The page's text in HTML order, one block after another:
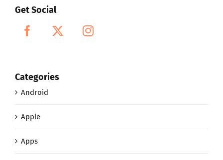
Get Social
Categories
Android
Apple
Apps